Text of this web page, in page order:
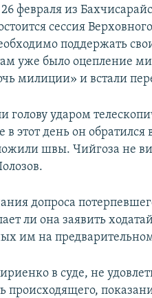
февраля из
сессия
поддержать
уже было оцепление
милиции» и встали
голову ударом
этот день он обратился
швы. Чийгоза не
допроса
ли она заявить
им на
в суде, не
происходящего,